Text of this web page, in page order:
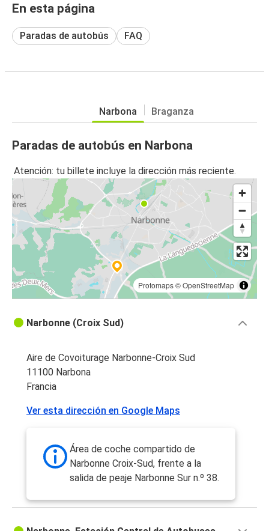
En esta página
Paradas de autobús FAQ
Narbona Braganza
Paradas de autobús en Narbona
Atención: tu billete incluye la dirección más reciente.
Protomaps©OpenStreetMap
Narbonne (Croix Sud)
Aire de Covoiturage Narbonne-Croix Sud
11100 Narbona
Francia
Ver esta dirección en Google Maps
Área de coche compartido de
Narbonne Croix-Sud, frente a la
salida de peaje Narbonne Sur n.º 38.